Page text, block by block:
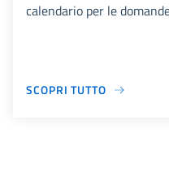
calendario per le
SCOPRI TUTTO